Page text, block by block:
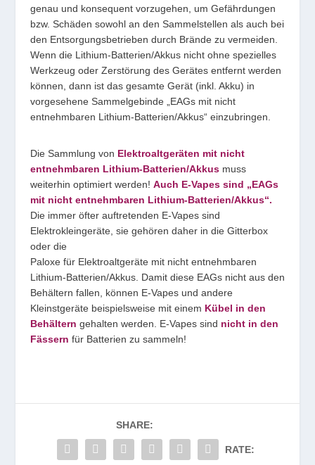
genau und konsequent vorzugehen, um Gefährdungen
bzw. Schäden sowohl an den Sammelstellen als auch bei
den Entsorgungsbetrieben durch Brände zu vermeiden.
Wenn die Lithium-Batterien/Akkus nicht ohne spezielles
Werkzeug oder Zerstörung des Gerätes entfernt werden
können, dann ist das gesamte Gerät (inkl. Akku) in
vorgesehene Sammelgebinde „EAGs mit nicht
entnehmbaren Lithium-Batterien/Akkus“ einzubringen.
Die Sammlung von Elektroaltgeräten mit nicht
entnehmbaren Lithium-Batterien/Akkusmuss
weiterhin optimiert werden! Auch E-Vapes sind „EAGs
mit nicht entnehmbaren Lithium-Batterien/Akkus“.
Die immer öfter auftretenden E-Vapes sind
Elektrokleingeräte, sie gehören daher in die Gitterbox
oder die
Paloxe für Elektroaltgeräte mit nicht entnehmbaren
Lithium-Batterien/Akkus. Damit diese EAGs nicht aus den
Behältern fallen, können E-Vapes und andere
Kleinstgeräte beispielsweise mit einem Kübel in den
Behältern gehalten werden. E-Vapes sind nicht in den
Fässern für Batterien zu sammeln!
SHARE:
RATE: